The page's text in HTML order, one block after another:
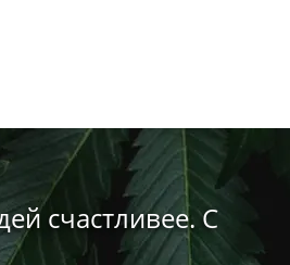
счастливее. С